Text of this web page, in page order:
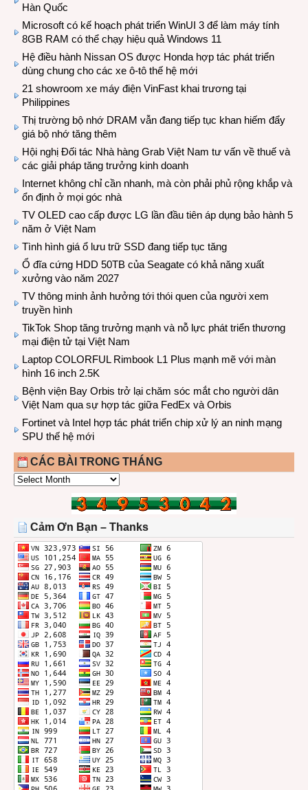
Hàn Quốc
Microsoft có kế hoạch phát triển WinUI 3 để làm máy tính
8GB RAM có thể chạy hiệu quả Windows 11
Hệ điều hành Nissan OS được Honda hợp tác phát triển
dùng chung cho các xe ô-tô thế hệ mới
21 showroom xe máy điện VinFast khai trương tại
Philippines
Thị trường bộ nhớ DRAM vẫn đang tiếp tục khan hiếm đẩy
giá bộ nhớ tăng thêm
Hội nghị Đối tác Nhà hàng Grab Việt Nam tư vấn về thuế và
các giải pháp tăng trưởng kinh doanh
Internet không chỉ cần nhanh, mà còn phải phủ rộng khắp và
ổn định ở mọi góc nhà
TV OLED cao cấp được LG lần đầu tiên áp dụng bảo hành 5
năm ở Việt Nam
Tình hình giá ổ lưu trữ SSD đang tiếp tục tăng
Ổ đĩa cứng HDD 50TB của Seagate có khả năng xuất
xưởng vào năm 2027
TV thông minh ảnh hưởng tới thói quen của người xem
truyền hình
TikTok Shop tăng trưởng mạnh và nỗ lực phát triển thương
mại điện tử tại Việt Nam
Laptop COLORFUL Rimbook L1 Plus mạnh mẽ với màn
hình 16 inch 2.5K
Bệnh viện Bay Orbis trở lại chăm sóc mắt cho người dân
Việt Nam qua sự hợp tác giữa FedEx và Orbis
Fortinet và Intel hợp tác phát triển chip xử lý an ninh mạng
SPU thế hệ mới
CÁC BÀI TRONG THÁNG
CÁC
THÁNG
Cảm Ơn Bạn – Thanks